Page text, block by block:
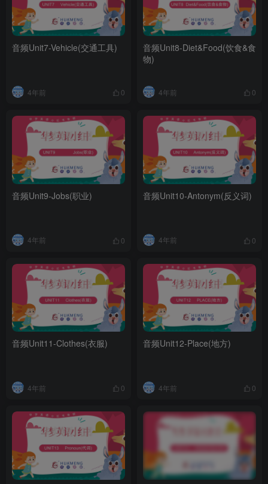
音频Unit7-Vehicle(交通工具)
4年前 0
音频Unit8-Diet&Food(饮食&食
物)
4年前 0
音频Unit9-Jobs(职业)
4年前 0
音频Unit10-Antonym(反义词)
4年前 0
音频Unit11-Clothes(衣服)
4年前 0
音频Unit12-Place(地方)
4年前 0